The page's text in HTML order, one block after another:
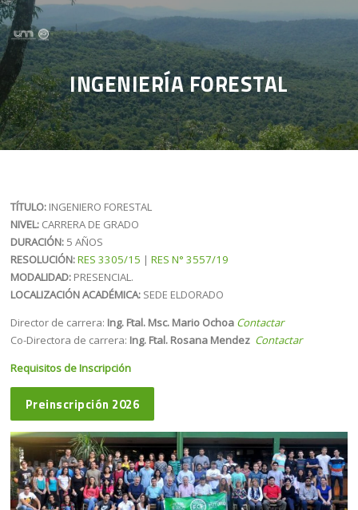
Saltar al contenido
INGENIERÍA FORESTAL
TÍTULO: INGENIERO FORESTAL
NIVEL: CARRERA DE GRADO
DURACIÓN: 5 AÑOS
RESOLUCIÓN:RES 3305/15 |RES N° 3557/19
MODALIDAD: PRESENCIAL.
LOCALIZACIÓN ACADÉMICA: SEDE ELDORADO
Director de carrera: Ing. Ftal. Msc. Mario Ochoa Contactar
Co-Directora de carrera: Ing. Ftal. Rosana Mendez Contactar
Requisitos de Inscripción
Preinscripción 2026